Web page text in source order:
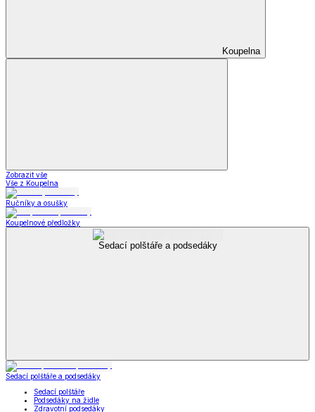
Koupelna
Zobrazit vše
Vše z Koupelna
Ručníky a osušky
Koupelnové předložky
Sedací polštáře a podsedáky
Sedací polštáře a podsedáky
Sedací polštáře
Podsedáky na židle
Zdravotní podsedáky